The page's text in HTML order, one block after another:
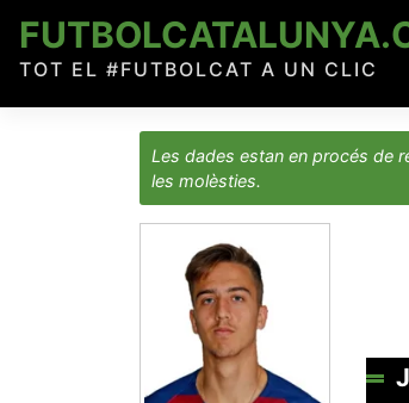
content
TOT EL #FUTBOLCAT A UN CLIC
Les dades estan en procés de
les molèsties.